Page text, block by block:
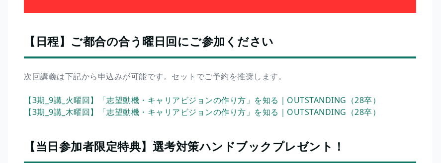
【日程】ご都合の合う曜日回にご参加ください
次回講義は下記から申込みが可能です。セットでご予約を推奨します。
【3期_9講_火曜回】「志望動機・キャリアビジョンの作り方」を知る｜OUTSTANDING（28卒）
【3期_9講_木曜回】「志望動機・キャリアビジョンの作り方」を知る｜OUTSTANDING（28卒）
【当日参加者限定特典】選考対策ハンドブックプレゼント！